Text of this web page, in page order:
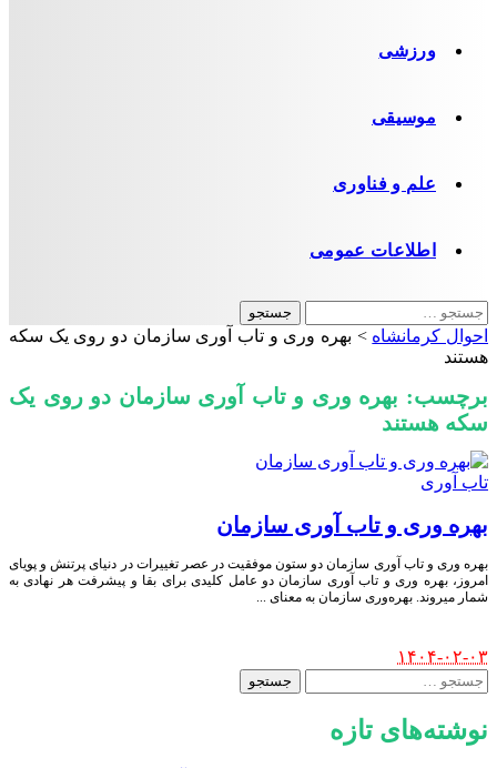
ورزشی
موسیقی
علم و فناوری
اطلاعات عمومی
جستجو
برای:
احوال کرمانشاه > بهره وری و تاب آوری سازمان دو روی یک سکه
هستند
برچسب: بهره وری و تاب آوری سازمان دو روی یک
سکه هستند
تاب آوری
بهره وری و تاب آوری سازمان
بهره وری و تاب آوری سازمان دو ستون موفقیت در عصر تغییرات در دنیای پرتنش و پویای
امروز، بهره وری و تاب آوری سازمان دو عامل کلیدی برای بقا و پیشرفت هر نهادی به
شمار میروند. بهره‌وری سازمان به معنای ...
by
۱۴۰۴-۰۲-۰۳
جستجو
برای:
نوشته‌های تازه